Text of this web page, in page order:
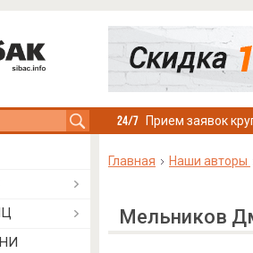
Прием заявок
Главная Наши авторы
Мельников